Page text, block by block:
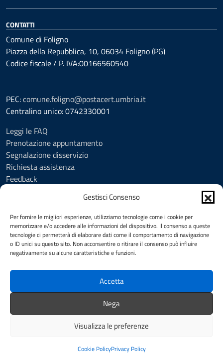
Gestisci Consenso
Per fornire le migliori esperienze, utilizziamo tecnologie come i cookie per
memorizzare e/o accedere alle informazioni del dispositivo. Il consenso a queste
tecnologie ci permetterà di elaborare dati come il comportamento di navigazione
o ID unici su questo sito. Non acconsentire o ritirare il consenso può influire
negativamente su alcune caratteristiche e funzioni.
Accetta
Nega
Visualizza le preferenze
Cookie PolicyPrivacy Policy
CONTATTI
Comune di Foligno
Piazza della Repubblica, 10, 06034 Foligno (PG)
Codice fiscale / P. IVA:00166560540
PEC:comune.foligno@postacert.umbria.it
Centralino unico: 0742330001
Leggi le FAQ
Prenotazione appuntamento
Segnalazione disservizio
Richiesta assistenza
Feedback
Informativa privacy
Cookie Policy (UE)
Social Media Policy
Note legali
SEGUICI SU
Facebook YouTube
Redazione Mappa del sito